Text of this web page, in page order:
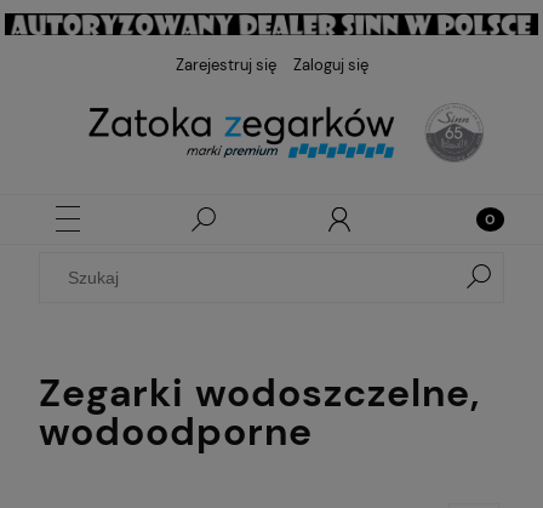
Zarejestruj się Zaloguj się
Zegarki wodoszczelne,
wodoodporne